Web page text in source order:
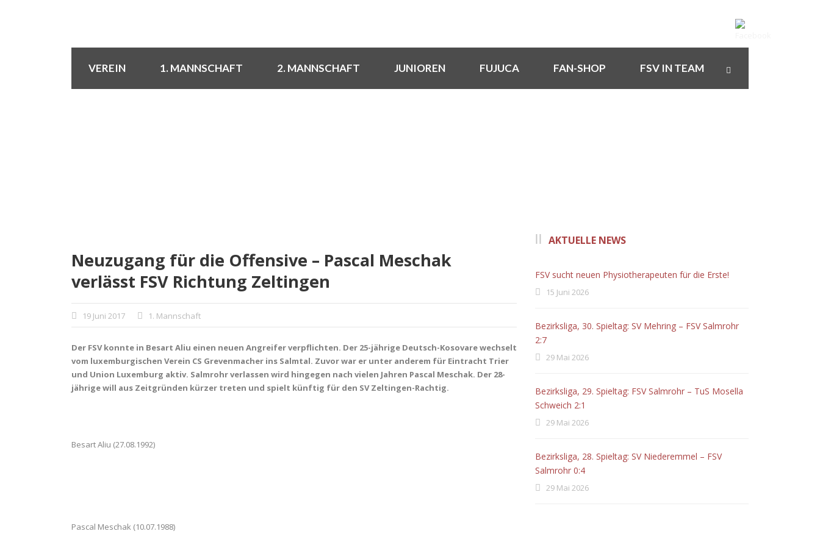
VEREIN 1. MANNSCHAFT 2. MANNSCHAFT JUNIOREN FUJUCA FAN-SHOP FSV IN TEAM
Neuzugang für die Offensive – Pascal Meschak
verlässt FSV Richtung Zeltingen
19 Juni 2017 1. Mannschaft
Der FSV konnte in Besart Aliu einen neuen Angreifer verpflichten. Der 25-jährige Deutsch-Kosovare wechselt
vom luxemburgischen Verein CS Grevenmacher ins Salmtal. Zuvor war er unter anderem für Eintracht Trier
und Union Luxemburg aktiv. Salmrohr verlassen wird hingegen nach vielen Jahren Pascal Meschak. Der 28-
jährige will aus Zeitgründen kürzer treten und spielt künftig für den SV Zeltingen-Rachtig.
Besart Aliu (27.08.1992)
Pascal Meschak (10.07.1988)
AKTUELLE NEWS
FSV sucht neuen Physiotherapeuten für die Erste!
15 Juni 2026
Bezirksliga, 30. Spieltag: SV Mehring – FSV Salmrohr
2:7
29 Mai 2026
Bezirksliga, 29. Spieltag: FSV Salmrohr – TuS Mosella
Schweich 2:1
29 Mai 2026
Bezirksliga, 28. Spieltag: SV Niederemmel – FSV
Salmrohr 0:4
29 Mai 2026